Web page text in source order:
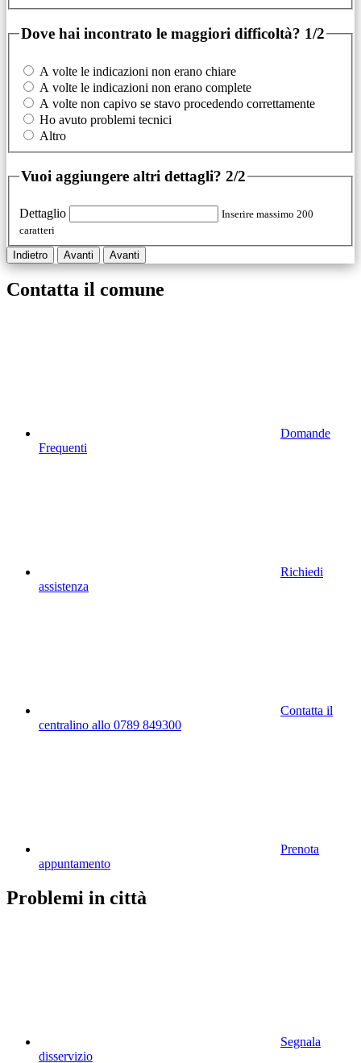
Dove hai incontrato le maggiori difficoltà? 1/2
A volte le indicazioni non erano chiare
A volte le indicazioni non erano complete
A volte non capivo se stavo procedendo correttamente
Ho avuto problemi tecnici
Altro
Vuoi aggiungere altri dettagli? 2/2
Dettaglio
Inserire massimo 200
caratteri
Indietro Avanti Avanti
Contatta il comune
Domande
Frequenti
Richiedi
assistenza
Contatta il
centralino allo 0789 849300
Prenota
appuntamento
Problemi in città
Segnala
disservizio